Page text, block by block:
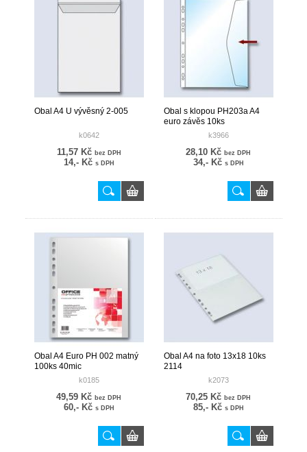
Obal A4 U vývěsný 2-005
k0642
11,57 Kč bez DPH
14,- Kč s DPH
Obal s klopou PH203a A4
euro závěs 10ks
k3966
28,10 Kč bez DPH
34,- Kč s DPH
Obal A4 Euro PH 002 matný
100ks 40mic
k0185
49,59 Kč bez DPH
60,- Kč s DPH
Obal A4 na foto 13x18 10ks
2114
k2073
70,25 Kč bez DPH
85,- Kč s DPH